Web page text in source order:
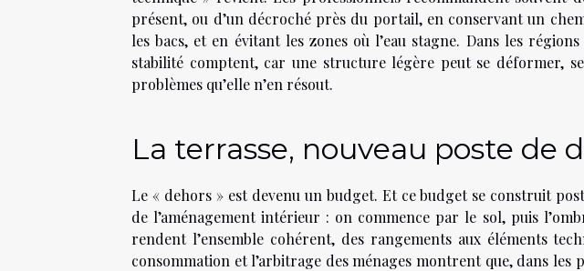
présent, ou d’un décroché près du portail, en conservant un
les bacs, et en évitant les zones où l’eau stagne. Dans les
stabilité comptent, car une structure légère peut se déformer,
problèmes qu’elle n’en résout.
La terrasse, nouveau poste de
Le « dehors » est devenu un budget. Et ce budget se construit
de l’aménagement intérieur : on commence par le sol, puis
rendent l’ensemble cohérent, des rangements aux éléments
consommation et l’arbitrage des ménages montrent que, dans les